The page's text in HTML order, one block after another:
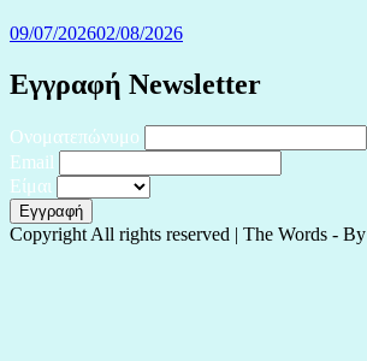
09/07/202602/08/2026
Εγγραφή Newsletter
Ονοματεπώνυμο
Email
Είμαι
Copyright All rights reserved | The Words - By